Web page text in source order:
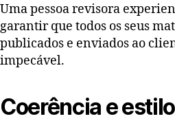
Uma pessoa revisora
garantir que todos os seus
publicados e enviados ao
impecável.
Coerência e estilo